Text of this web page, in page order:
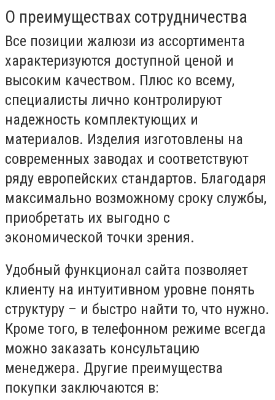
О преимуществах сотрудничества
Все позиции жалюзи из ассортимента
характеризуются доступной ценой и
высоким качеством. Плюс ко всему,
специалисты лично контролируют
надежность комплектующих и
материалов. Изделия изготовлены на
современных заводах и соответствуют
ряду европейских стандартов. Благодаря
максимально возможному сроку службы,
приобретать их выгодно с
экономической точки зрения.
Удобный функционал сайта позволяет
клиенту на интуитивном уровне понять
структуру – и быстро найти то, что нужно.
Кроме того, в телефонном режиме всегда
можно заказать консультацию
менеджера. Другие преимущества
покупки заключаются в: